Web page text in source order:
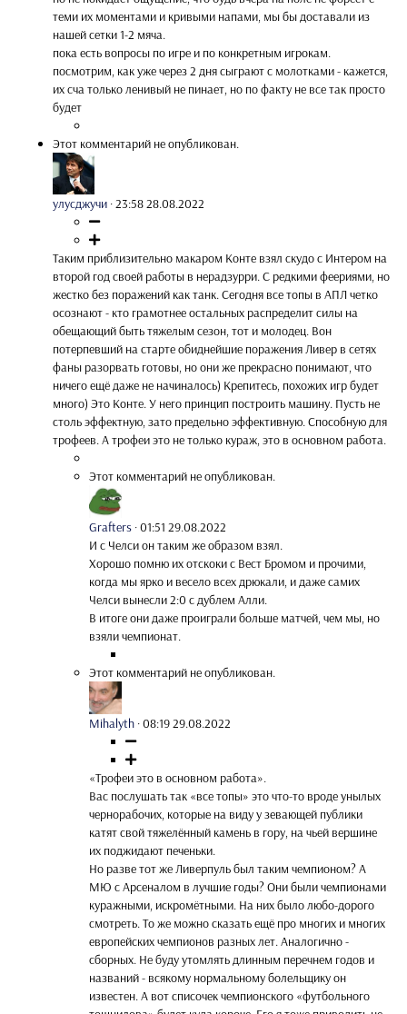
теми их моментами и кривыми напами, мы бы доставали из
нашей сетки 1-2 мяча.
пока есть вопросы по игре и по конкретным игрокам.
посмотрим, как уже через 2 дня сыграют с молотками - кажется,
их сча только ленивый не пинает, но по факту не все так просто
будет
Этот комментарий не опубликован.
улусджучи ·23:58 28.08.2022
Таким приблизительно макаром Конте взял скудо с Интером на
второй год своей работы в нерадзурри. С редкими феериями, но
жестко без поражений как танк. Сегодня все топы в АПЛ четко
осознают - кто грамотнее остальных распределит силы на
обещающий быть тяжелым сезон, тот и молодец. Вон
потерпевший на старте обиднейшие поражения Ливер в сетях
фаны разорвать готовы, но они же прекрасно понимают, что
ничего ещё даже не начиналось) Крепитесь, похожих игр будет
много) Это Конте. У него принцип построить машину. Пусть не
столь эффектную, зато предельно эффективную. Способную для
трофеев. А трофеи это не только кураж, это в основном работа.
Этот комментарий не опубликован.
Grafters ·01:51 29.08.2022
И с Челси он таким же образом взял.
Хорошо помню их отскоки с Вест Бромом и прочими,
когда мы ярко и весело всех дрюкали, и даже самих
Челси вынесли 2:0 с дублем Алли.
В итоге они даже проиграли больше матчей, чем мы, но
взяли чемпионат.
Этот комментарий не опубликован.
Mihalyth ·08:19 29.08.2022
«Трофеи это в основном работа».
Вас послушать так «все топы» это что-то вроде унылых
чернорабочих, которые на виду у зевающей публики
катят свой тяжелённый камень в гору, на чьей вершине
их поджидают печеньки.
Но разве тот же Ливерпуль был таким чемпионом? А
МЮ с Арсеналом в лучшие годы? Они были чемпионами
куражными, искромётными. На них было любо-дорого
смотреть. То же можно сказать ещё про многих и многих
европейских чемпионов разных лет. Аналогично -
сборных. Не буду утомлять длинным перечнем годов и
названий - всякому нормальному болельщику он
известен. А вот списочек чемпионского «футбольного